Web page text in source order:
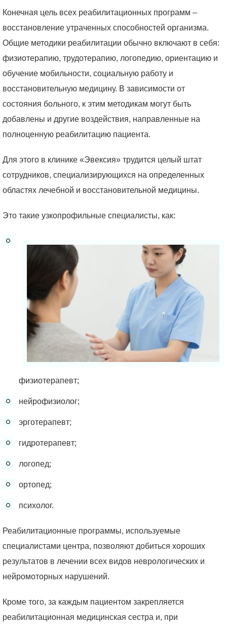
Конечная цель всех реабилитационных программ –
восстановление утраченных способностей организма.
Общие методики реабилитации обычно включают в себя:
физиотерапию, трудотерапию, логопедию, ориентацию и
обучение мобильности, социальную работу и
восстановительную медицину. В зависимости от
состояния больного, к этим методикам могут быть
добавлены и другие воздействия, направленные на
полноценную реабилитацию пациента.
Для этого в клинике «Эвексия» трудится целый штат
сотрудников, специализирующихся на определенных
областях лечебной и восстановительной медицины.
Это такие узкопрофильные специалисты, как:
физиотерапевт;
нейрофизиолог;
эрготерапевт;
гидротерапевт;
логопед;
ортопед;
психолог.
Реабилитационные программы, используемые
специалистами центра, позволяют добиться хороших
результатов в лечении всех видов неврологических и
нейромоторных нарушений.
Кроме того, за каждым пациентом закрепляется
реабилитационная медицинская сестра и, при